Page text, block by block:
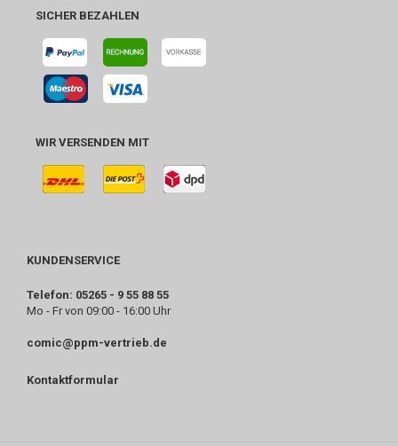
SICHER BEZAHLEN
WIR VERSENDEN MIT
KUNDENSERVICE
Telefon: 05265 - 9 55 88 55
Mo - Fr von 09:00 - 16:00 Uhr
comic@ppm-vertrieb.de
Kontaktformular